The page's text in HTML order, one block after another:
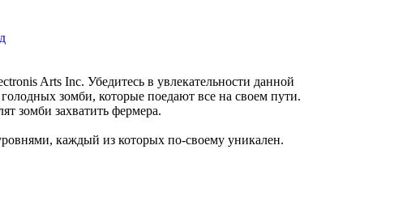
Arts Inc. Убедитесь в увлекательности данной
зомби, которые поедают все на своем пути.
зомби захватить фермера.
каждый из которых по-своему уникален.